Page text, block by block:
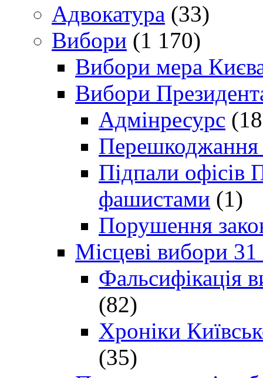
Адвокатура (33)
Вибори (1 170)
Вибори мера
Вибори
Адмінресурс
Перешкоджання
Підпали офісів
фашистами (1)
Порушення
Місцеві вибори
Фальсифікація
(82)
Хроніки
(35)